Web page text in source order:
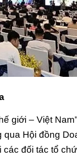
giới – Việt
qua Hội đồng
đối tác tổ